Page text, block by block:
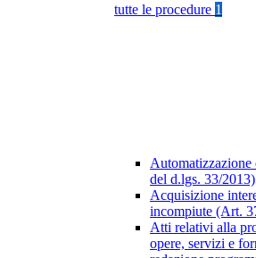
tutte le procedure 1
del d.lgs. 33/2013)
Acquisizione
incompiute (Art.
Atti relativi alla
opere, servizi e